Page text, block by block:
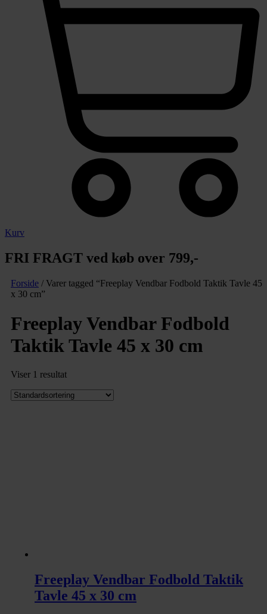
Kurv
FRI FRAGT ved køb over 799,-
Forside / Varer tagged “Freeplay Vendbar Fodbold Taktik Tavle 45
x 30 cm”
Freeplay Vendbar Fodbold
Taktik Tavle 45 x 30 cm
Viser 1 resultat
Freeplay Vendbar Fodbold Taktik
Tavle 45 x 30 cm